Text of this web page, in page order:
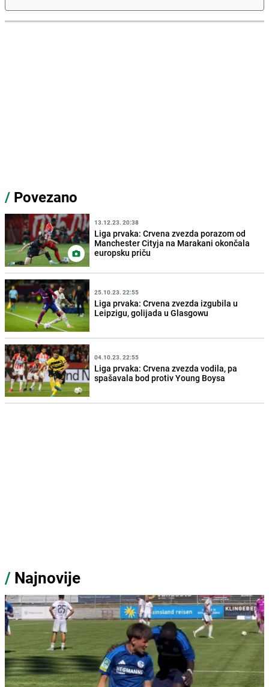
/ Povezano
13.12.23. 20:38
Liga prvaka: Crvena zvezda porazom od
Manchester Cityja na Marakani okončala
europsku priču
25.10.23. 22:55
Liga prvaka: Crvena zvezda izgubila u
Leipzigu, golijada u Glasgowu
04.10.23. 22:55
Liga prvaka: Crvena zvezda vodila, pa
spašavala bod protiv Young Boysa
/ Najnovije